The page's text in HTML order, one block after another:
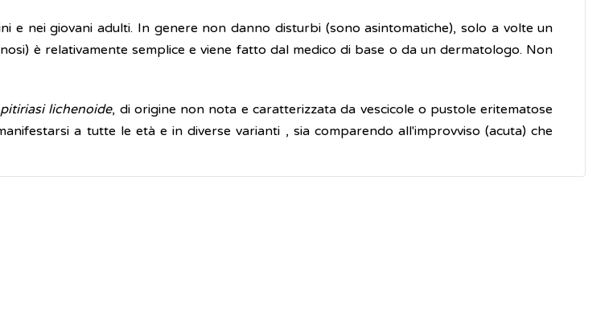
e nei giovani adulti. In genere non danno disturbi (sono asintomatiche), solo a volte un
è relativamente semplice e viene fatto dal medico di base o da un dermatologo. Non
pitiriasi lichenoide, di origine non nota e caratterizzata da vescicole o pustole eritematose
a tutte le età e in diverse varianti , sia comparendo all'improvviso (acuta) che